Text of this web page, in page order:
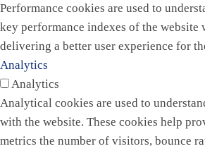
Performance cookies are used to
key performance indexes of the website
delivering a better user experience for
Analytics
Analytics
Analytical cookies are used to
with the website. These cookies help
metrics the number of visitors, bounce